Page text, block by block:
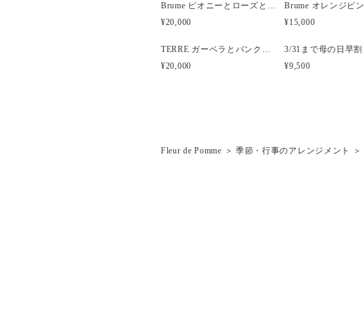
Brume ピオニーとローズと胡蝶蘭のウェディングブーケ
¥20,000
¥15,000
TERRE ガーベラとバンクシアのナチュラルクラッチブーケ
¥20,000
¥9,500
Fleur de Pomme ＞ 季節・行事のアレンジメント ＞